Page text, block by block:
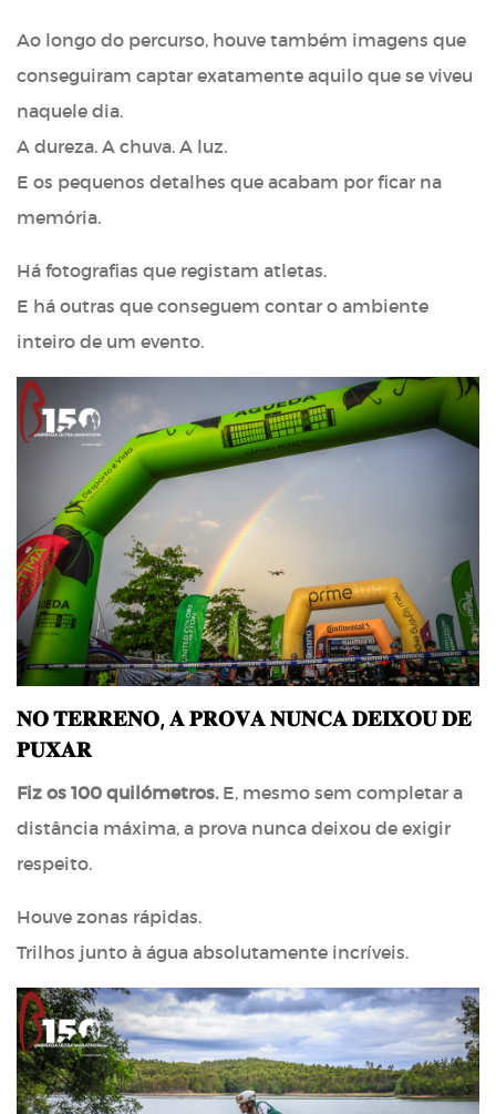
Ao longo do percurso, houve também imagens que
conseguiram captar exatamente aquilo que se viveu
naquele dia.
A dureza. A chuva. A luz.
E os pequenos detalhes que acabam por ficar na
memória.
Há fotografias que registam atletas.
E há outras que conseguem contar o ambiente
inteiro de um evento.
𝐍𝐎 𝐓𝐄𝐑𝐑𝐄𝐍𝐎, 𝐀 𝐏𝐑𝐎𝐕𝐀 𝐍𝐔𝐍𝐂𝐀 𝐃𝐄𝐈𝐗𝐎𝐔 𝐃𝐄
𝐏𝐔𝐗𝐀𝐑
Fiz os 100 quilómetros.E, mesmo sem completar a
distância máxima, a prova nunca deixou de exigir
respeito.
Houve zonas rápidas.
Trilhos junto à água absolutamente incríveis.